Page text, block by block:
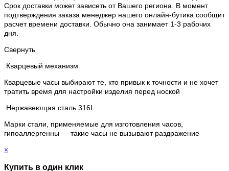
Срок доставки может зависеть от Вашего региона. В момент
подтверждения заказа менеджер нашего онлайн-бутика сообщит
расчет времени доставки. Обычно она занимает 1-3 рабочих
дня.
Свернуть
Кварцевый механизм
Кварцевые часы выбирают те, кто привык к точности и не хочет
тратить время для настройки изделия перед ноской
Нержавеющая сталь 316L
Марки стали, применяемые для изготовления часов,
гипоаллергенны — такие часы не вызывают раздражение
×
Купить в один клик